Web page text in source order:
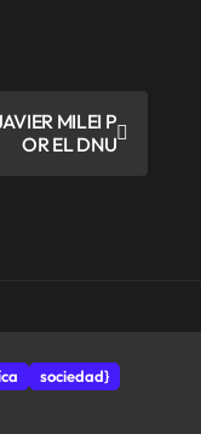
MILEI P
OR EL DNU
sociedad}